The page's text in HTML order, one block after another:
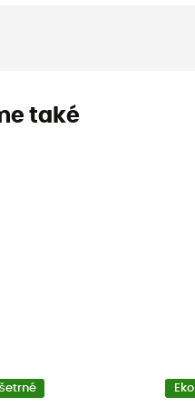
také